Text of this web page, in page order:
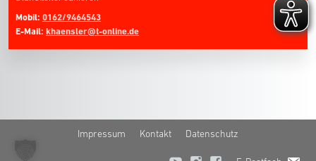
Mobil: 0162/9464543
E-Mail: khaensler@t-online.de
Impressum Kontakt Datenschutz